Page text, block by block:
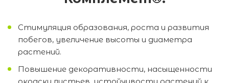
Стимуляция образования, роста и развития
побегов, увеличение высоты и диаметра
растений.
Повышение декоративности, насыщенности